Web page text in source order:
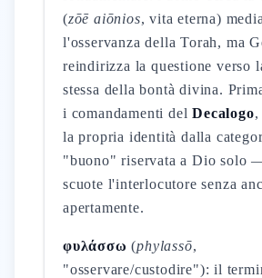
(zōē aiōnios, vita eterna)
l'osservanza della Torah, ma
reindirizza la questione verso
stessa della bontà divina.
i comandamenti delDecalogo,
la propria identità dalla
"buono" riservata a Dio solo
scuote l'interlocutore senza
apertamente.
φυλάσσω (phylassō,
"osservare/custodire"): il